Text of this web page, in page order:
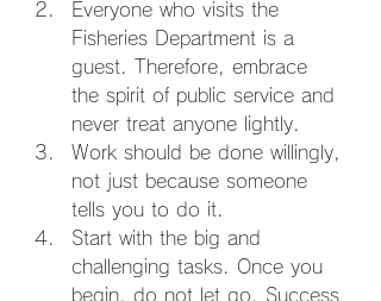
Everyone who visits the
Fisheries Department is a
guest. Therefore, embrace
the spirit of public service and
never treat anyone lightly.
Work should be done willingly,
not just because someone
tells you to do it.
Start with the big and
challenging tasks. Once you
begin, do not let go. Success